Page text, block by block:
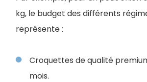
kg, le budget des différents
représente :
Croquettes de qualité
mois.